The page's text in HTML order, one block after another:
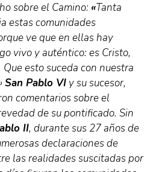
sobre el Camino: «Tanta
estas comunidades
ve que en ellas hay
vivo y auténtico: es Cristo,
esto suceda con nuestra
San Pablo VI y su sucesor,
comentarios sobre el
de su pontificado. Sin
II, durante sus 27 años de
declaraciones de
las realidades suscitadas por